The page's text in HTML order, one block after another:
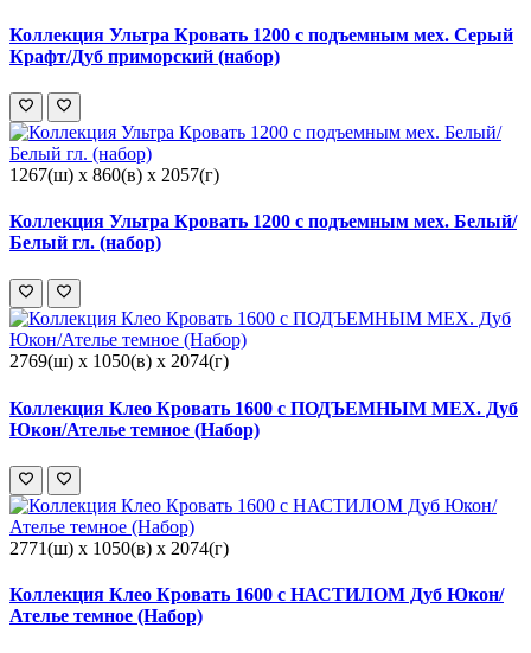
Коллекция Ультра Кровать 1200 с подъемным мех. Серый
Крафт/Дуб приморский (набор)
1267(ш) x 860(в) x 2057(г)
Коллекция Ультра Кровать 1200 с подъемным мех. Белый/
Белый гл. (набор)
2769(ш) x 1050(в) x 2074(г)
Коллекция Клео Кровать 1600 с ПОДЪЕМНЫМ МЕХ. Дуб
Юкон/Ателье темное (Набор)
2771(ш) x 1050(в) x 2074(г)
Коллекция Клео Кровать 1600 с НАСТИЛОМ Дуб Юкон/
Ателье темное (Набор)